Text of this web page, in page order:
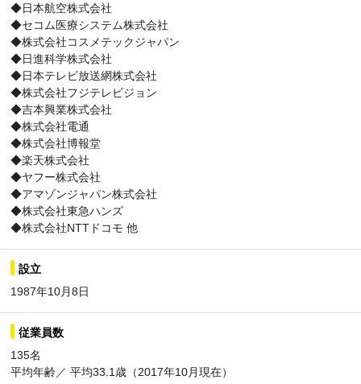
◆日本航空株式会社
◆セコム医療システム株式会社
◆株式会社コスメテックジャパン
◆日進科学株式会社
◆日本テレビ放送網株式会社
◆株式会社フジテレビジョン
◆吉本興業株式会社
◆株式会社電通
◆株式会社博報堂
◆楽天株式会社
◆ヤフー株式会社
◆アマゾンジャパン株式会社
◆株式会社東急ハンズ
◆株式会社NTTドコモ 他
設立
1987年10月8日
従業員数
135名
平均年齢／ 平均33.1歳（2017年10月現在）